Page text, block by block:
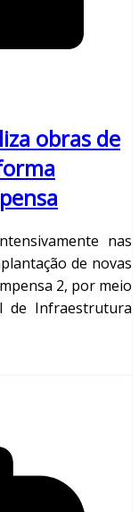
obras de
nas
de novas
2, por meio
de Infraestrutura